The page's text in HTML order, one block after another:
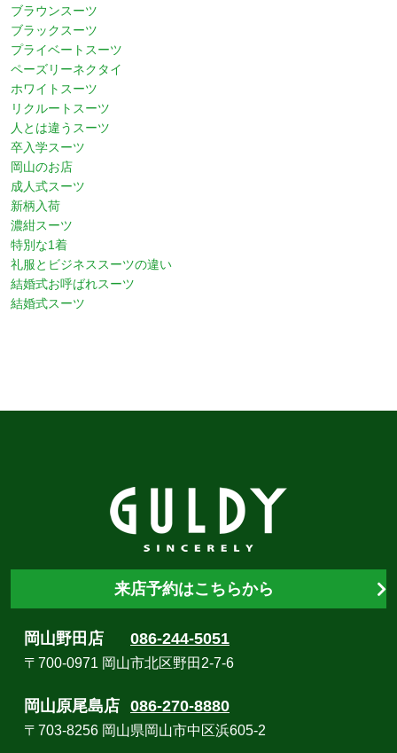
ブラウンスーツ
ブラックスーツ
プライベートスーツ
ペーズリーネクタイ
ホワイトスーツ
リクルートスーツ
人とは違うスーツ
卒入学スーツ
岡山のお店
成人式スーツ
新柄入荷
濃紺スーツ
特別な1着
礼服とビジネススーツの違い
結婚式お呼ばれスーツ
結婚式スーツ
来店予約はこちらから
岡山野田店 086-244-5051
〒700-0971 岡山市北区野田2-7-6
岡山原尾島店 086-270-8880
〒703-8256 岡山県岡山市中区浜605-2